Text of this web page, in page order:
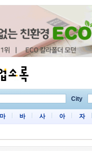
City
마 바 사 아 자